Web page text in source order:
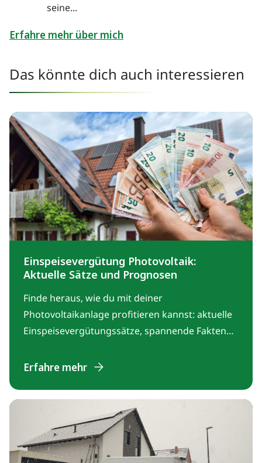
seine...
Erfahre mehr über mich
Das könnte dich auch interessieren
Einspeisevergütung Photovoltaik:
Aktuelle Sätze und Prognosen
Finde heraus, wie du mit deiner
Photovoltaikanlage profitieren kannst: aktuelle
Einspeisevergütungssätze, spannende Fakten
Beste aus deinem Solarstrom herausholst. Jetzt
erfahren, die deine Anlage dir bietet!
Erfahre mehr